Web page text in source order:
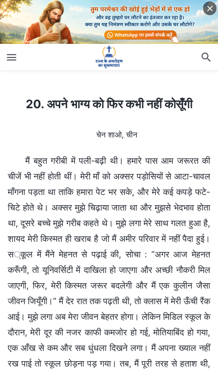
20. अपने भाग्य को फिर कभी नहीं कोसूँगी
20. अपने भाग्य को फिर कभी नहीं कोसूँगी
चेन शाओ, चीन
मैं बहुत गरीबी में पली-बढ़ी थी। हमारे पास आम जरूरत की
चीजें भी नहीं होती थीं। मेरी माँ को अक्सर पड़ोसियों से आटा-चावल
माँगना पड़ता था ताकि हमारा पेट भर सके, और मेरे कई कपड़े फटे-
चिटे होते थे। अक्सर मुझे चिढ़ाया जाता था और मुझसे भेदभाव होता
था, दूसरे बच्चे मुझे गरीब कहते थे। मुझे लगा मेरे साथ गलत हुआ है,
शायद मेरी किस्मत ही खराब है जो मैं अमीर परिवार में नहीं पैदा हुई।
स्कूल में मैंने मेहनत से पढ़ाई की, सोचा : “अगर आज मेहनत
करूँगी, तो यूनिवर्सिटी में दाखिला हो जाएगा और अच्छी नौकरी मिल
जाएगी, फिर, मेरी किस्मत जरूर बदलेगी और मैं एक कुलीन जैसा
जीवन जियूँगी।” मैं देर रात तक पढ़ती थी, तो क्लास में मेरी ऊँची रैंक
आई। मुझे लगा अब मेरा जीवन बेहतर होगा। लेकिन मिडिल स्कूल के
दौरान, मेरी दूर की नजर काफी कमजोर हो गई, मोतियाबिंद हो गया,
एक आँख से कम और सब धुंधला दिखने लगा। मैं अपना ख्याल नहीं
रख पाई तो स्कूल छोड़ना पड़ गया। तब, मैं पूरी तरह से हताश थी,